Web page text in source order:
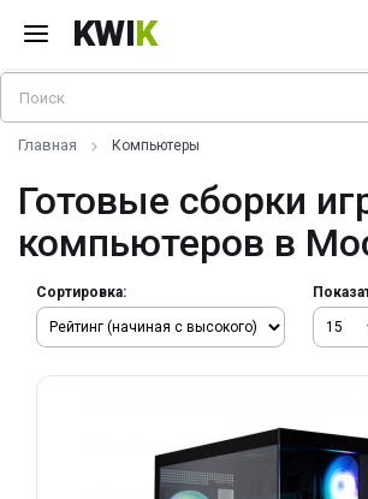
KWIK
Главная Компьютеры
Готовые сборки
компьютеров в
Сортировка: